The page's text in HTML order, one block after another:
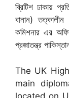
ব্রিটিশ ঢাকায়
বানান) তত্কালীন
কমিশনার এর
প্রজাতন্ত্র
The UK
main
located on